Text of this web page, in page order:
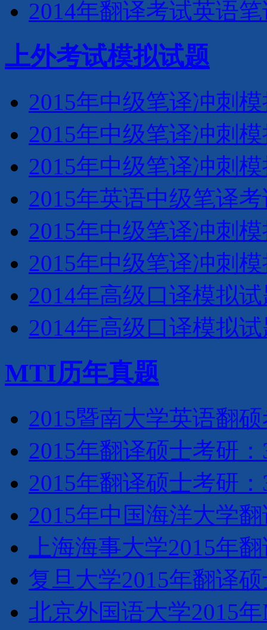
2014年翻译考试英语
上外考试模拟试题
2015年中级笔译冲刺
2015年中级笔译冲刺
2015年中级笔译冲刺
2015年英语中级笔译
2015年中级笔译冲刺
2015年中级笔译冲刺
2014年高级口译模拟
2014年高级口译模拟
MTI历年真题
2015暨南大学英语翻
2015年翻译硕士考研
2015年翻译硕士考研
2015年中国海洋大学
上海海事大学2015年
复旦大学2015年翻译
北京外国语大学2015